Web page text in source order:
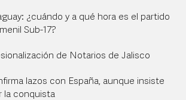
¿cuándo y a qué hora es el partido
Sub-17?
de Notarios de Jalisco
lazos con España, aunque insiste
la conquista